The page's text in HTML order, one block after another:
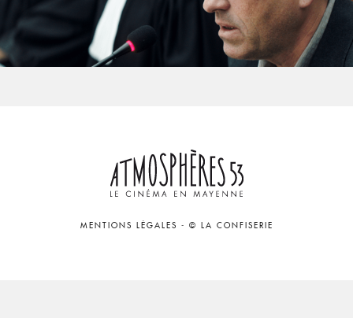
MENTIONS LÉGALES - © LA CONFISERIE